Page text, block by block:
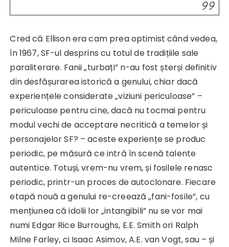
Cred că Ellison era cam prea optimist când vedea,
în 1967, SF-ul desprins cu totul de tradițiile sale
paraliterare. Fanii „turbați” n-au fost șterși definitiv
din desfășurarea istorică a genului, chiar dacă
experiențele considerate „viziuni periculoase” –
periculoase pentru cine, dacă nu tocmai pentru
modul vechi de acceptare necritică a temelor și
personajelor SF? – aceste experiențe se produc
periodic, pe măsură ce intră în scenă talente
autentice. Totuși, vrem-nu vrem, și fosilele renasc
periodic, printr-un proces de autoclonare. Fiecare
etapă nouă a genului re-creează „fani-fosile”, cu
mențiunea că idolii lor „intangibili” nu se vor mai
numi Edgar Rice Burroughs, E.E. Smith ori Ralph
Milne Farley, ci Isaac Asimov, A.E. van Vogt, sau – și